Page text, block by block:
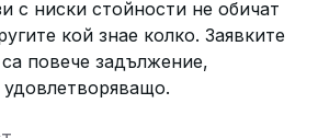
с ниски стойности не обичат
кой знае колко. Заявките
повече задължение,